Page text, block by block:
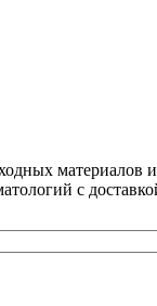
материалов и
с